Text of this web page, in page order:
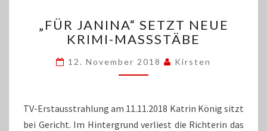
JANINA“
SETZT
KRIMI-
MASSSTÄBE
„FÜR JANINA“ SETZT NEUE
KRIMI-MASSSTÄBE
12. November 2018 Kirsten
TV-Erstausstrahlung am 11.11.2018 Katrin König sitzt
bei Gericht. Im Hintergrund verliest die Richterin das